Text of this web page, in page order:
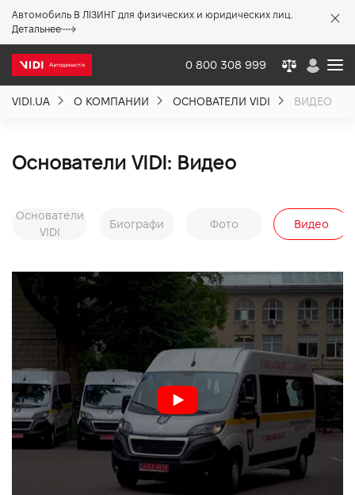
Автомобиль В ЛІЗИНГ для физических и юридических лиц.
Детальнее
0 800 308 999
VIDI.UA О КОМПАНИИ ОСНОВАТЕЛИ VIDI ВИДЕО
Основатели VIDI: Видео
Основатели
VIDI
Биографи Фото Видео
Акции %
Новости
Вакансии
VIDI Карьера
Контакты
Підпишись на наш канал та слідкуй за
акціями, послугами та новинками